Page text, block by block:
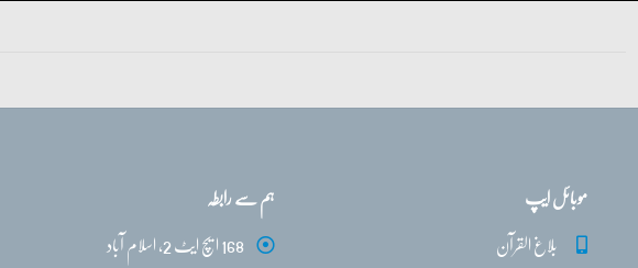
موبائل ایپ
بلاغ القرآن
ہم سے رابطہ
168 ایچ ایٹ 2، اسلام آباد